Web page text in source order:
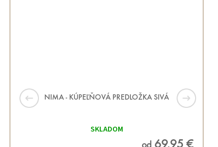
NIMA - KÚPEĽŇOVÁ PREDLOŽKA SIVÁ
SKLADOM